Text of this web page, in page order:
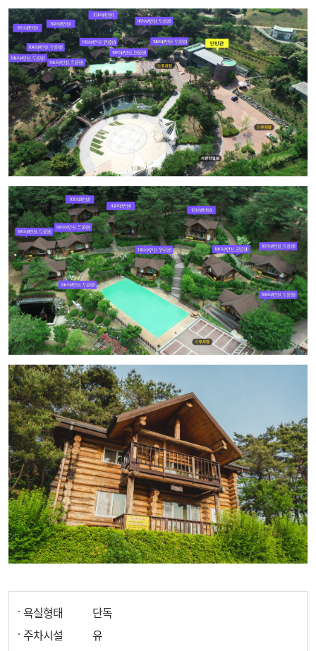
욕실형태
단독
주차시설
유